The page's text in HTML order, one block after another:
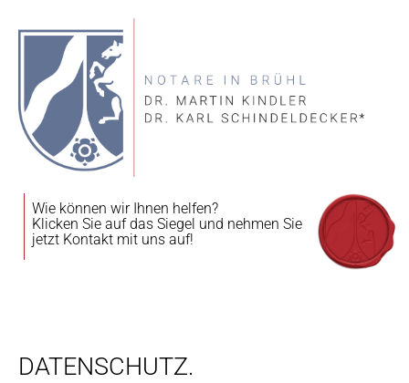
Wie können wir Ihnen helfen?
Klicken Sie auf das Siegel und nehmen Sie
jetzt Kontakt mit uns auf!
DATENSCHUTZ.